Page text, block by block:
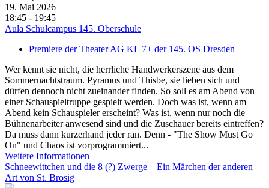
19. Mai 2026
18:45 - 19:45
Aula Schulcampus 145. Oberschule
Premiere der Theater AG KL 7+ der 145. OS Dresden
Wer kennt sie nicht, die herrliche Handwerkerszene aus dem
Sommernachtstraum. Pyramus und Thisbe, sie lieben sich und
dürfen dennoch nicht zueinander finden. So soll es am Abend von
einer Schauspieltruppe gespielt werden. Doch was ist, wenn am
Abend kein Schauspieler erscheint? Was ist, wenn nur noch die
Bühnenarbeiter anwesend sind und die Zuschauer bereits eintreffen?
Da muss dann kurzerhand jeder ran. Denn - "The Show Must Go
On" und Chaos ist vorprogrammiert...
Weitere Informationen
Schneewittchen und die 8 (?) Zwerge – Ein Märchen der anderen
Art von St. Brosig